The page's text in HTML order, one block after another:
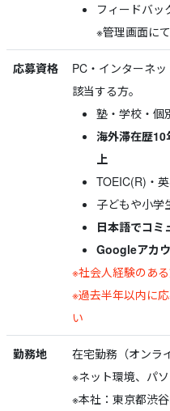
フィードバッ
※管理画面に
応募資格
PC・インターネ
該当する方。
塾・学校・個
海外滞在歴10
上
TOEIC(R)・
子どもや小学
日本語でコミ
Googleアカ
※社会人経験のあ
※過去半年以内に
い
勤務地
在宅勤務（オンラ
※ネット環境、パ
※本社：東京都渋谷